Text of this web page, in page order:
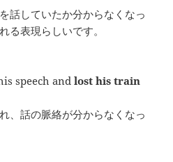
話していたか分からなくなっ
る表現らしいです。
speech and lost his train
、話の脈絡が分からなくなっ